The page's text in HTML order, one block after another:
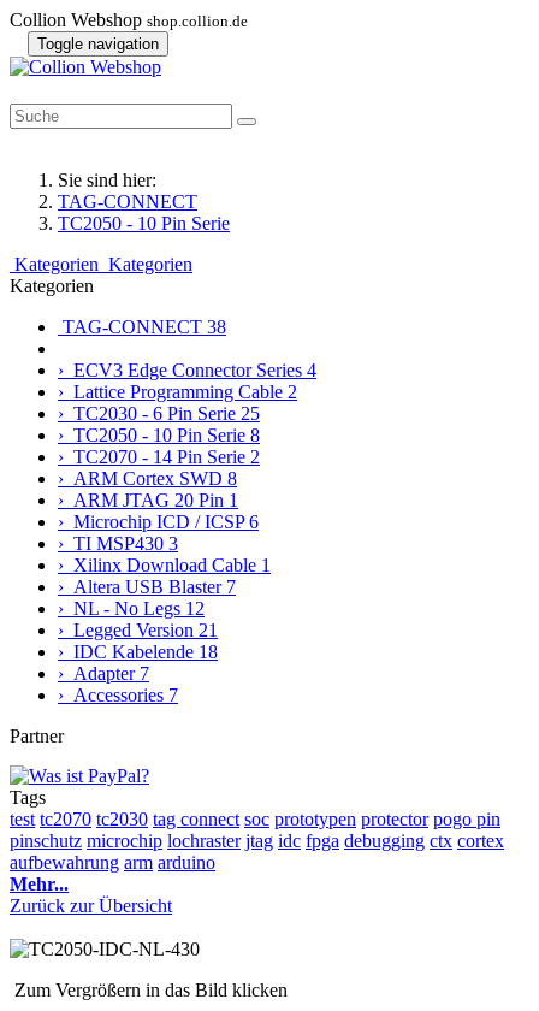
Collion Webshop shop.collion.de
Toggle navigation
Sie sind hier:
TAG-CONNECT
TC2050 - 10 Pin Serie
Kategorien Kategorien
Kategorien
TAG-CONNECT 38
› ECV3 Edge Connector Series 4
› Lattice Programming Cable 2
› TC2030 - 6 Pin Serie 25
› TC2050 - 10 Pin Serie 8
› TC2070 - 14 Pin Serie 2
› ARM Cortex SWD 8
› ARM JTAG 20 Pin 1
› Microchip ICD / ICSP6
› TI MSP430 3
› Xilinx Download Cable 1
› Altera USB Blaster 7
› NL - No Legs 12
› Legged Version 21
› IDC Kabelende 18
› Adapter 7
› Accessories 7
Partner
Tags
test tc2070 tc2030 tag connect soc prototypen protector pogo pin
pinschutz microchip lochraster jtag idc fpga debugging ctx cortex
aufbewahrung arm arduino
Mehr...
Zurück zur Übersicht
Zum Vergrößern in das Bild klicken